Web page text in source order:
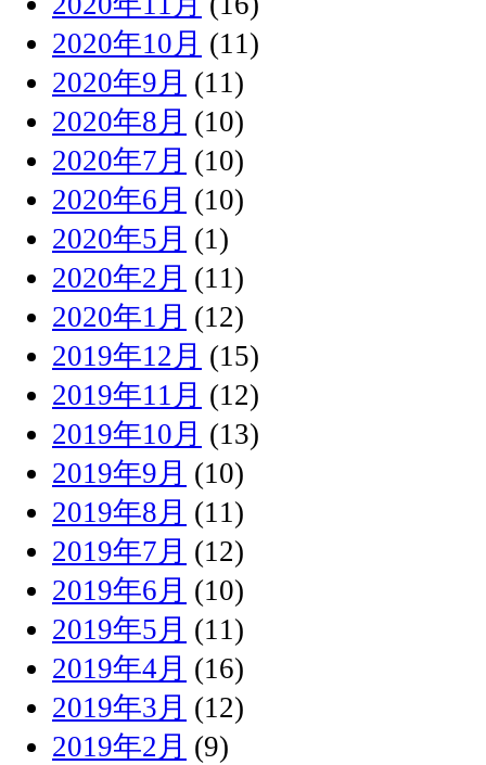
2020年10月 (11)
2020年9月 (11)
2020年8月 (10)
2020年7月 (10)
2020年6月 (10)
2020年5月 (1)
2020年2月 (11)
2020年1月 (12)
2019年12月 (15)
2019年11月 (12)
2019年10月 (13)
2019年9月 (10)
2019年8月 (11)
2019年7月 (12)
2019年6月 (10)
2019年5月 (11)
2019年4月 (16)
2019年3月 (12)
2019年2月 (9)